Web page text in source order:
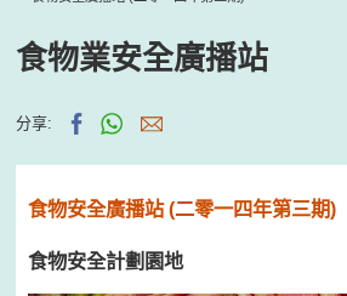
食物業安全廣播站
分享:
食物安全廣播站 (二零一四年第三期)
食物安全計劃園地